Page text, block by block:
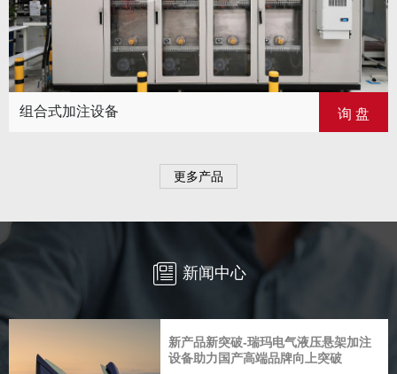
组合式加注设备 询 盘
更多产品
新闻中心
新产品新突破-瑞玛电气液压悬架加注
设备助力国产高端品牌向上突破